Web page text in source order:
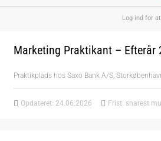
Marketing Praktikant – Efterår
Praktikplads hos Saxo Bank A/S,
Opdateret: 24.06.2026 Frist: snarest